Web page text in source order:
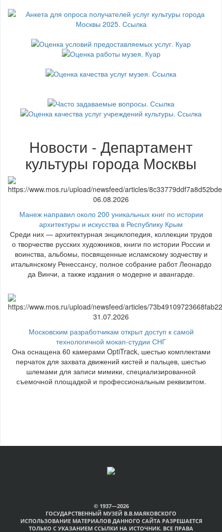
Новости - Департамент
культуры города Москвы
06.08.2026
Манеж направил около 200 уникальных книг по истории
архитектуры и искусства в Республику Крым
Среди них — архитектурная энциклопедия, коллекции трудов
о творчестве русских художников, книги по истории России и
воинства, альбомы, посвященные исламскому зодчеству и
итальянскому Ренессансу, полное собрание работ Леонардо
да Винчи, а также издания о модерне и авангарде.
31.07.2026
Московским разработчикам открыт доступ к самой
технологичной мокап-студии СНГ
Она оснащена 60 камерами OptiTrack, шестью комплектами
перчаток для захвата движений кистей и пальцев, шестью
шлемами для записи мимики, специализированной
съемочной площадкой и профессиональным реквизитом.
© 1937—2026
ГОСУДАРСТВЕННЫЙ МУЗЕЙ В.В.МАЯКОВСКОГО
ИСПОЛЬЗОВАНИЕ МАТЕРИАЛОВ ДАННОГО САЙТА РАЗРЕШАЕТСЯ
ТОЛЬКО С УКАЗАНИЕМ ССЫЛКИ НА ИСТОЧНИК. ВСЕ ПРАВА